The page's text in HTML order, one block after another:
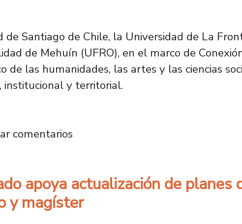
Santiago de Chile, la Universidad de La
de Mehuín (UFRO), en el marco de
las humanidades, las artes y las ciencias
institucional y territorial.
nueva etapa de trabajo consorciado entre
comentarios
apoya actualización de planes
y magíster